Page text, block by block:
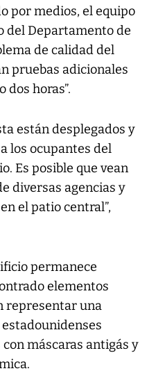
por medios, el equipo
del Departamento de
de calidad del
pruebas adicionales
dos horas”.
están desplegados y
los ocupantes del
Es posible que vean
diversas agencias y
el patio central”,
permanece
elementos
representar una
máscaras antigás y